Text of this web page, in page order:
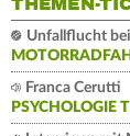
THEMEN-
Unfallflucht
Franca Cerutti
PSYCHOLOGIE